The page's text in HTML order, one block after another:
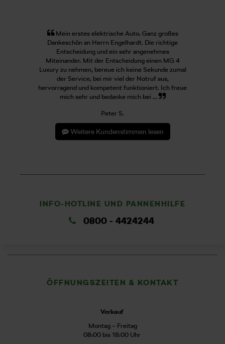
Mein erstes elektrische Auto. Ganz großes
Dankeschön an Herrn Engelhardt. Die richtige
Entscheidung und ein sehr angenehmes
Miteinander. Mit der Entscheidung einen MG 4
Luxury zu nehmen, bereue ich keine Sekunde zumal
der Service, bei mir viel der Notruf aus,
hervorragend und kompetent funktioniert. Ich freue
mich sehr und bedanke mich bei ...
Peter S.
Weitere Kundenstimmen lesen
INFO-HOTLINE UND PANNENHILFE
0800 - 4424244
ÖFFNUNGSZEITEN & KONTAKT
Verkauf
Montag – Freitag
08:00 bis 18:00 Uhr